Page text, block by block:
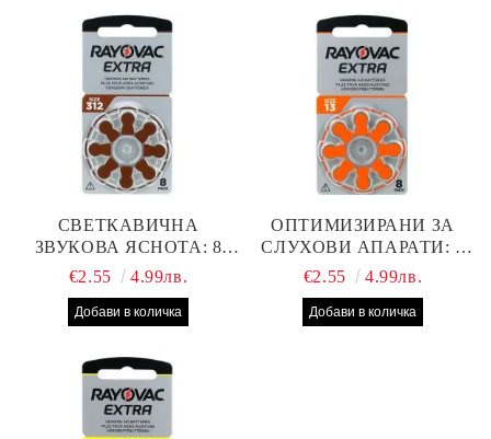
СВЕТКАВИЧНА
ЗВУКОВА ЯСНОТА: 8
БРОЯ RAYOVAC EXTRA
СЛУХОВ АПАРАТ С
€2.55 4.99лв.
ОПТИМИЗИРАНИ ЗА
СЛУХОВИ АПАРАТИ: 8
БРОЯ RAYOVAC EXTRA
ПРОИЗВОДИТЕЛНОСТ
€2.55 4.99лв.